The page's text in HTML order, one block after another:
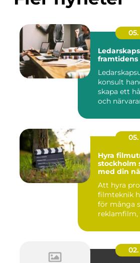
framtidens
konsult
skapa ett
och
Hyra
stockholm så lyckas du
med din
Att hyra
filmteknik
för många
reklamfilm,